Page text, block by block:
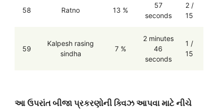
58 Ratno 13 %
57
seconds
2 /
15
59
Kalpesh rasing
sindha
7 %
2 minutes
46
seconds
1 /
15
આ ઉપરાંત બીજા પ્રકરણોની ક્વિઝ આપવા માટે નીચે